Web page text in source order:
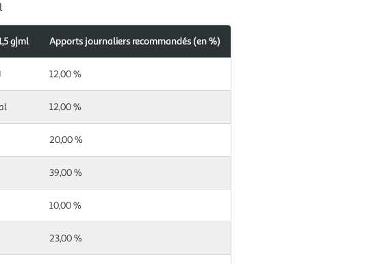
g|ml Apports journaliers recommandés (en %)
12,00 %
12,00 %
20,00 %
39,00 %
10,00 %
23,00 %